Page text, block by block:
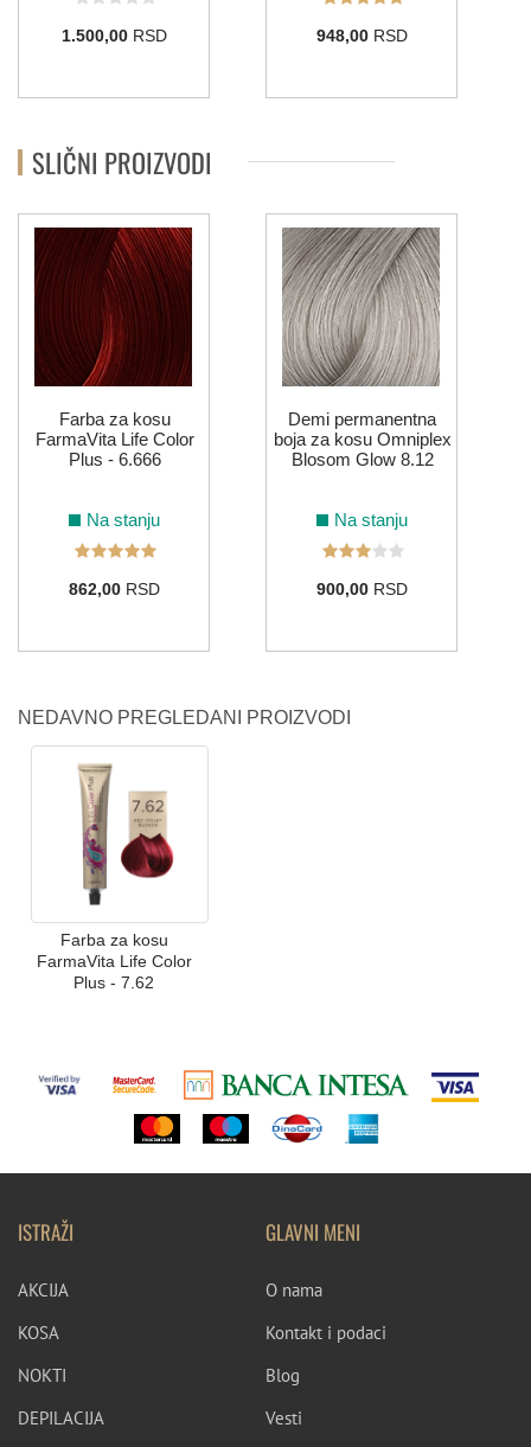
1.500,00RSD 948,00RSD
SLIČNI PROIZVODI
Farba za kosu
FarmaVita Life Color
Plus - 6.666
Na stanju
862,00RSD
Demi permanentna
boja za kosu Omniplex
Blosom Glow 8.12
Na stanju
900,00RSD
NEDAVNO PREGLEDANI PROIZVODI
Farba za kosu
FarmaVita Life Color
Plus - 7.62
ISTRAŽI
AKCIJA
KOSA
NOKTI
DEPILACIJA
GLAVNI MENI
O nama
Kontakt i podaci
Blog
Vesti